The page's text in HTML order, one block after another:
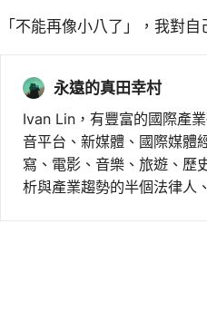
「不能再像小八了」，我對自
永遠的真田幸村
Ivan Lin，有豐富的國際產
音平台、新媒體、國際媒體
寫、電影、音樂、旅遊、歷
析與產業趨勢的半個法律人